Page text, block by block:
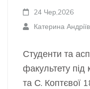
24 Чер,2026
Катерина
Студенти та
факультету під
та С. Коптєвої